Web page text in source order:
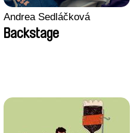
Andrea Sedláčková
Backstage